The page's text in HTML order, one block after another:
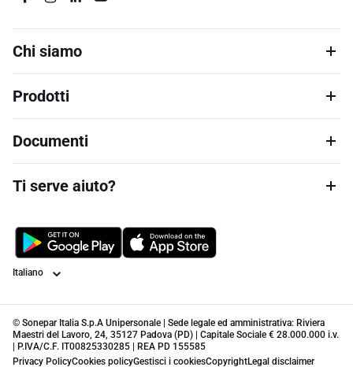
Chi siamo
Prodotti
Documenti
Ti serve aiuto?
Lingua
© Sonepar Italia S.p.A Unipersonale | Sede legale ed amministrativa: Riviera
Maestri del Lavoro, 24, 35127 Padova (PD) | Capitale Sociale € 28.000.000 i.v.
| P.IVA/C.F. IT00825330285 | REA PD 155585
Privacy PolicyCookies policyGestisci i cookiesCopyrightLegal disclaimer